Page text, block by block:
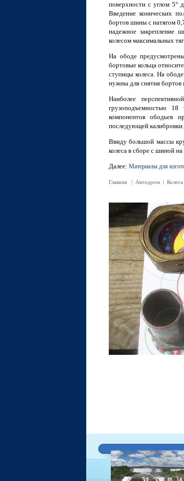
поверхности с углом 5°
Введение конических
бортов шины с натягом
надежное закрепление
колесом максимальных
На ободе
бортовые кольца
ступицы колеса. На
нужны для снятия
Наиболее
грузоподъемностью 18
компонентов ободьев
последующей калибровки
Ввиду большой массы
колеса в сборе с шиной
Далее: Материалы для
Главная | Автодром |